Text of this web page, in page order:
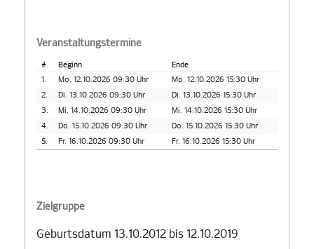
Veranstaltungstermine
# Beginn
Ende
1.
Mo. 12.10.2026 09:30 Uhr
Mo. 12.10.2026 15:30 Uhr
2.
Di. 13.10.2026 09:30 Uhr
Di. 13.10.2026 15:30 Uhr
3.
Mi. 14.10.2026 09:30 Uhr
Mi. 14.10.2026 15:30 Uhr
4.
Do. 15.10.2026 09:30 Uhr
Do. 15.10.2026 15:30 Uhr
5.
Fr. 16.10.2026 09:30 Uhr Fr. 16.10.2026 15:30 Uhr
Zielgruppe
Geburtsdatum 13.10.2012 bis 12.10.2019